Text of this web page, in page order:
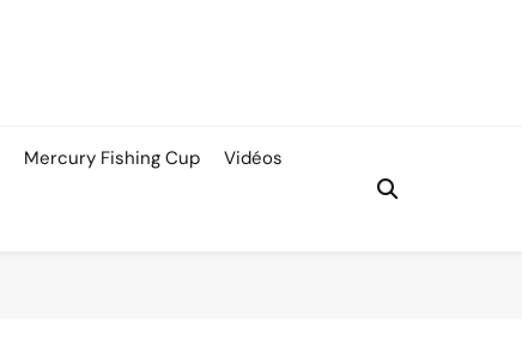
Mercury Fishing Cup Vidéos